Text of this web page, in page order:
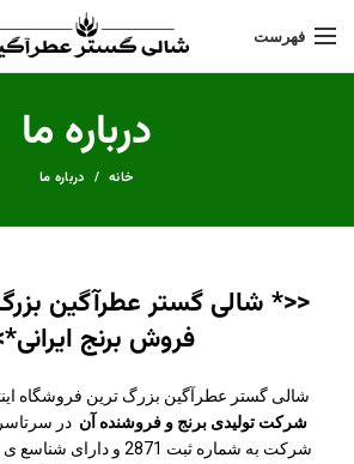
فهرست
درباره ما
خانه درباره ما
<<* شالی گستر عطرآگین
فروش برنج
شالی گستر عطرآگین بزرگ ترین فروشگاه
شرکت تولیدی برنج و فروشنده آن در